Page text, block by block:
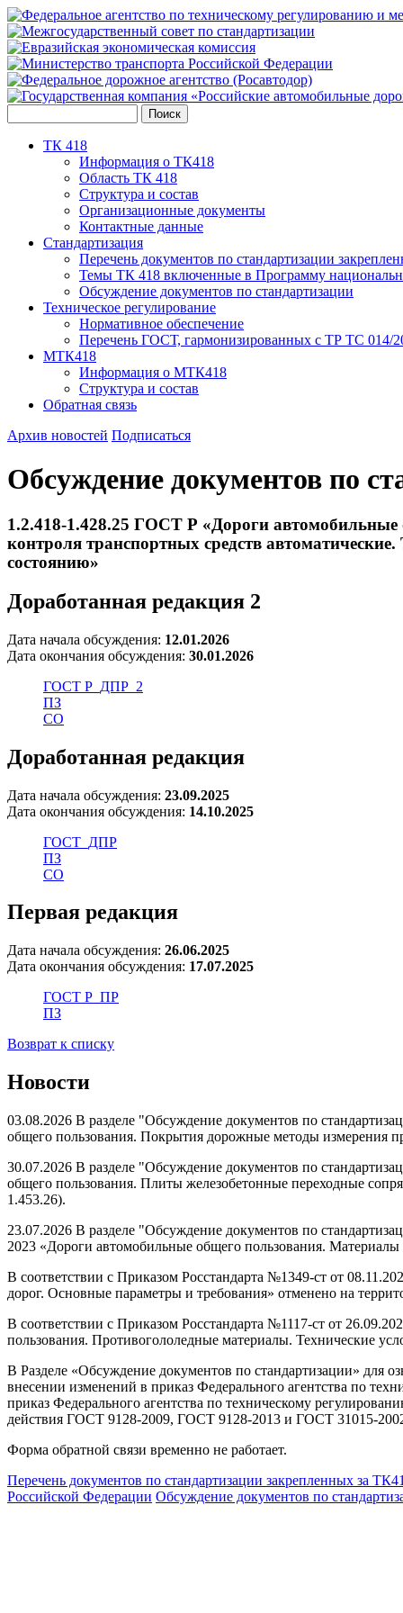
ТК 418
Информация о ТК418
Область ТК 418
Структура и состав
Организационные документы
Контактные данные
Стандартизация
Перечень документов по стандартизации
Темы ТК 418 включенные в Программу
Обсуждение документов по стандартизации
Техническое регулирование
Нормативное обеспечение
Перечень ГОСТ, гармонизированных с ТР ТС 014/
МТК418
Информация о МТК418
Структура и состав
Обратная связь
Архив новостей Подписаться
Обсуждение документов по
1.2.418-1.428.25 ГОСТ Р «Дороги автомобильные
контроля транспортных средств
состоянию»
Доработанная редакция 2
Дата начала обсуждения: 12.01.2026
Дата окончания обсуждения: 30.01.2026
ГОСТ Р_ДПР_2
ПЗ
СО
Доработанная редакция
Дата начала обсуждения: 23.09.2025
Дата окончания обсуждения: 14.10.2025
ГОСТ_ДПР
ПЗ
СО
Первая редакция
Дата начала обсуждения: 26.06.2025
Дата окончания обсуждения: 17.07.2025
ГОСТ Р_ПР
ПЗ
Возврат к списку
Новости
03.08.2026 В разделе "Обсуждение документов по
общего пользования. Покрытия дорожные методы измерения
30.07.2026 В разделе "Обсуждение документов по
общего пользования. Плиты железобетонные переходные
1.453.26).
23.07.2026 В разделе "Обсуждение документов по
2023 «Дороги автомобильные общего пользования.
В соответствии с Приказом Росстандарта №1349-ст от
дорог. Основные параметры и требования» отменено на
В соответствии с Приказом Росстандарта №1117-ст от
пользования. Противогололедные материалы. Технические
В Разделе «Обсуждение документов по стандартизации» для
внесении изменений в приказ Федерального агентства по
приказ Федерального агентства по техническому
действия ГОСТ 9128-2009, ГОСТ 9128-2013 и ГОСТ 31015-
Форма обратной связи временно не работает.
Перечень документов по стандартизации закрепленных за
Российской Федерации Обсуждение документов по